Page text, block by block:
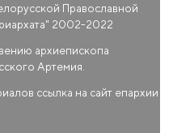
Православной
" 2002-2022
архиепископа
Артемия.
ссылка на сайт епархии